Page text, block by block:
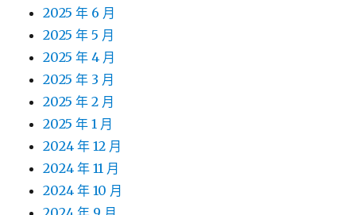
2025 年 6 月
2025 年 5 月
2025 年 4 月
2025 年 3 月
2025 年 2 月
2025 年 1 月
2024 年 12 月
2024 年 11 月
2024 年 10 月